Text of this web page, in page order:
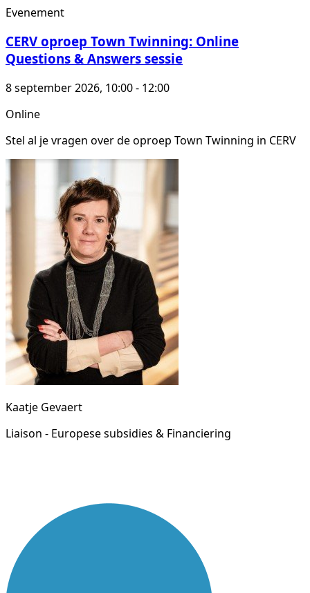
Evenement
CERV oproep Town Twinning: Online
Questions & Answers sessie
8 september 2026, 10:00 - 12:00
Online
Stel al je vragen over de oproep Town Twinning in CERV
Kaatje Gevaert
Liaison - Europese subsidies & Financiering